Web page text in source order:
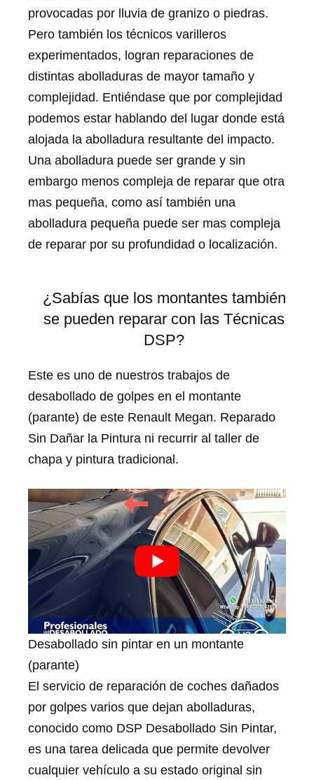
provocadas por lluvia de granizo o piedras.
Pero también los técnicos varilleros
experimentados, logran reparaciones de
distintas abolladuras de mayor tamaño y
complejidad. Entiéndase que por complejidad
podemos estar hablando del lugar donde está
alojada la abolladura resultante del impacto.
Una abolladura puede ser grande y sin
embargo menos compleja de reparar que otra
mas pequeña, como así también una
abolladura pequeña puede ser mas compleja
de reparar por su profundidad o localización.
¿Sabías que los montantes también
se pueden reparar con las Técnicas
DSP?
Este es uno de nuestros trabajos de
desabollado de golpes en el montante
(parante) de este Renault Megan. Reparado
Sin Dañar la Pintura ni recurrir al taller de
chapa y pintura tradicional.
Desabollado sin pintar en un montante
(parante)
El servicio de reparación de coches dañados
por golpes varios que dejan abolladuras,
conocido como DSP Desabollado Sin Pintar,
es una tarea delicada que permite devolver
cualquier vehículo a su estado original sin